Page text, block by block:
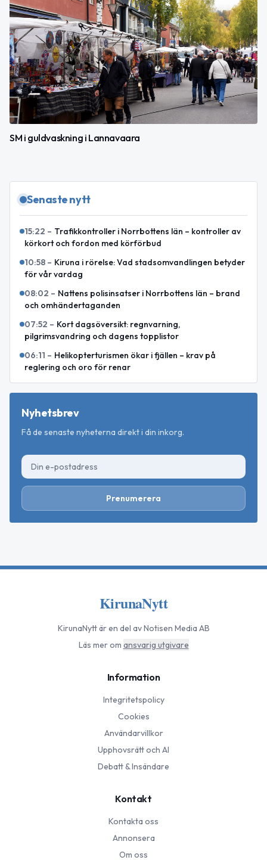
SM i guldvaskning i Lannavaara
Senaste nytt
15:22 – Trafikkontroller i Norrbottens län – kontroller av
körkort och fordon med körförbud
10:58 – Kiruna i rörelse: Vad stadsomvandlingen betyder
för vår vardag
08:02 – Nattens polisinsatser i Norrbottens län – brand
och omhändertaganden
07:52 – Kort dagsöversikt: regnvarning,
pilgrimsvandring och dagens topplistor
06:11 – Helikopterturismen ökar i fjällen – krav på
reglering och oro för renar
Nyhetsbrev
Få de senaste nyheterna direkt i din inkorg.
Prenumerera
KirunaNytt
KirunaNyttär en del av Notisen Media AB
Läs mer om ansvarig utgivare
Information
Integritetspolicy
Cookies
Användarvillkor
Upphovsrätt och AI
Debatt & Insändare
Kontakt
Kontakta oss
Annonsera
Om oss